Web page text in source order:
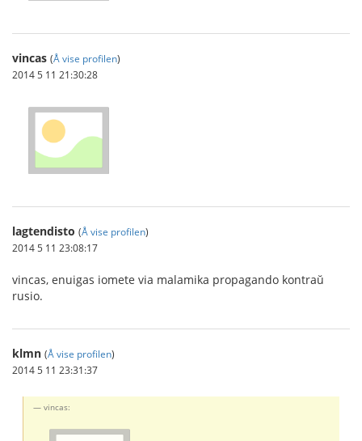
vincas (Å vise profilen)
2014 5 11 21:30:28
lagtendisto (Å vise profilen)
2014 5 11 23:08:17
vincas, enuigas iomete via malamika propagando kontraŭ
rusio.
klmn (Å vise profilen)
2014 5 11 23:31:37
vincas: